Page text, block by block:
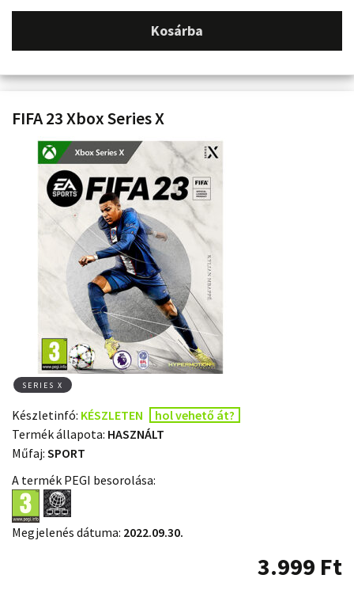
Kosárba
FIFA 23 Xbox Series X
SERIES X
Készletinfó: KÉSZLETEN
hol vehető át?
Termék állapota: HASZNÁLT
Műfaj: SPORT
A termék PEGI besorolása:
Megjelenés dátuma: 2022.09.30.
3.999 Ft